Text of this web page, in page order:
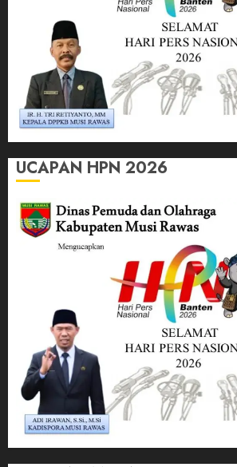
UCAPAN HPN 2026